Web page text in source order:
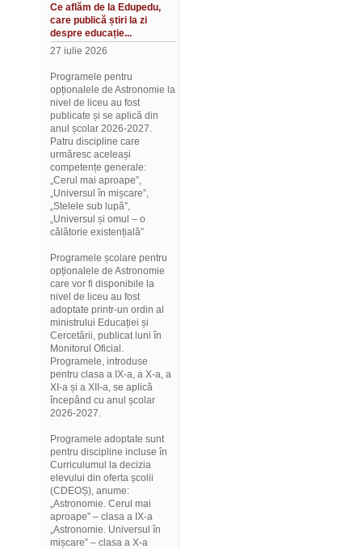
Ce aflăm de la Edupedu,
care publică știri la zi
despre educație...
27 iulie 2026
Programele pentru
opționalele de Astronomie la
nivel de liceu au fost
publicate și se aplică din
anul școlar 2026-2027.
Patru discipline care
urmăresc aceleași
competențe generale:
„Cerul mai aproape”,
„Universul în mișcare”,
„Stelele sub lupă”,
„Universul și omul – o
călătorie existențială”
Programele școlare pentru
opționalele de Astronomie
care vor fi disponibile la
nivel de liceu au fost
adoptate printr-un ordin al
ministrului Educației și
Cercetării, publicat luni în
Monitorul Oficial.
Programele, introduse
pentru clasa a IX-a, a X-a, a
XI-a și a XII-a, se aplică
începând cu anul școlar
2026-2027.
Programele adoptate sunt
pentru discipline incluse în
Curriculumul la decizia
elevului din oferta școlii
(CDEOȘ), anume:
„Astronomie. Cerul mai
aproape” – clasa a IX-a
„Astronomie. Universul în
mișcare” – clasa a X-a